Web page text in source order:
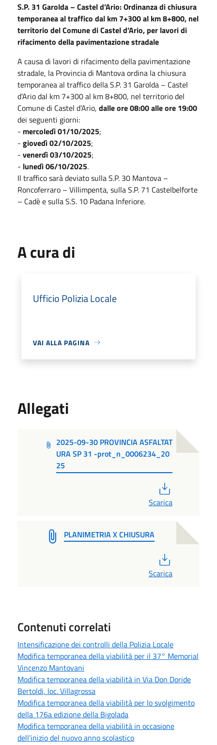
S.P. 31 Garolda – Castel d’Ario:Ordinanza di chiusura
temporanea al traffico dal km 7+300 al km 8+800, nel
territorio del Comune di Castel d’Ario, per lavori di
rifacimento della pavimentazione stradale
A causa di lavori di rifacimento della pavimentazione
stradale, la Provincia di Mantova ordina la chiusura
temporanea al traffico della S.P. 31 Garolda – Castel
d’Ario dal km 7+300 al km 8+800, nel territorio del
Comune di Castel d’Ario, dalle ore 08:00 alle ore 19:00
dei seguenti giorni:
- mercoledì 01/10/2025;
- giovedì 02/10/2025;
- venerdì 03/10/2025;
- lunedì 06/10/2025.
Il traffico sarà deviato sulla S.P. 30 Mantova –
Roncoferraro – Villimpenta, sulla S.P. 71 Castelbelforte
– Cadè e sulla S.S. 10 Padana Inferiore.
A cura di
Ufficio Polizia Locale
VAI ALLA PAGINA
Allegati
2025-09-30 PROVINCIA ASFALTAT
URA SP 31 -prot_n_0006234_20
25
Scarica
PLANIMETRIA X CHIUSURA
Scarica
Contenuti correlati
Intensificazione dei controlli della Polizia Locale
Modifica temporanea della viabilità per il 37° Memorial
Vincenzo Mantovani
Modifica temporanea della viabilità in Via Don Doride
Bertoldi, loc. Villagrossa
Modifica temporanea della viabilità per lo svolgimento
della 176a edizione della Bigolada
Modifica temporanea della viabilità in occasione
dell'inizio del nuovo anno scolastico